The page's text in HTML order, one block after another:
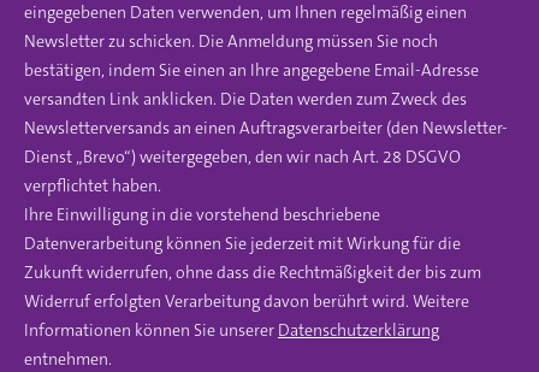
eingegebenen Daten verwenden, um Ihnen regelmäßig einen
Newsletter zu schicken. Die Anmeldung müssen Sie noch
bestätigen, indem Sie einen an Ihre angegebene Email-Adresse
versandten Link anklicken. Die Daten werden zum Zweck des
Newsletterversands an einen Auftragsverarbeiter (den Newsletter-
Dienst „Brevo“) weitergegeben, den wir nach Art. 28 DSGVO
verpflichtet haben.
Ihre Einwilligung in die vorstehend beschriebene
Datenverarbeitung können Sie jederzeit mit Wirkung für die
Zukunft widerrufen, ohne dass die Rechtmäßigkeit der bis zum
Widerruf erfolgten Verarbeitung davon berührt wird. Weitere
Informationen können Sie unserer Datenschutzerklärung
entnehmen.